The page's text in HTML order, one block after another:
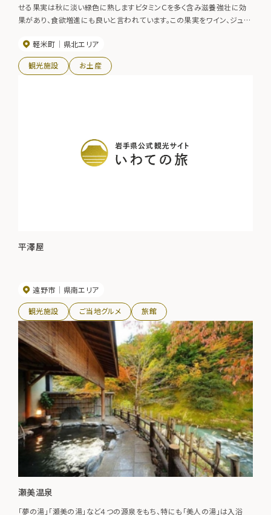
せる果実は秋に淡い緑色に熟しますビタミンＣを多く含み滋養強壮に効
果があり、食欲増進にも良いと言われています。この果実をワイン、ジュー
化され、さるなし商品も充実してきました。軽米町内の酒店、お土産店で
購入できます。
軽米町 県北エリア
観光施設 お土産
平澤屋
遠野市 県南エリア
観光施設 ご当地グルメ 旅館
瀬美温泉
「夢の湯」「瀬美の湯」など４つの源泉をもち、特にも「美人の湯」は入浴